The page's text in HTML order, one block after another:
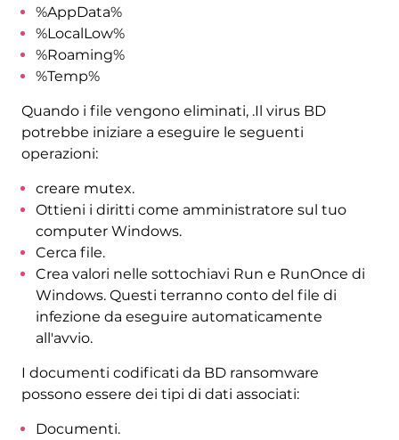
%AppData%
%LocalLow%
%Roaming%
%Temp%
Quando i file vengono eliminati, .Il virus BD
potrebbe iniziare a eseguire le seguenti
operazioni:
creare mutex.
Ottieni i diritti come amministratore sul tuo
computer Windows.
Cerca file.
Crea valori nelle sottochiavi Run e RunOnce di
Windows. Questi terranno conto del file di
infezione da eseguire automaticamente
all'avvio.
I documenti codificati da BD ransomware
possono essere dei tipi di dati associati:
Documenti.